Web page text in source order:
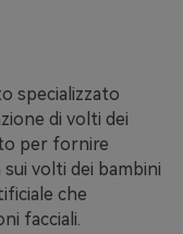
specializzato
di volti dei
per fornire
volti dei bambini
che
facciali.